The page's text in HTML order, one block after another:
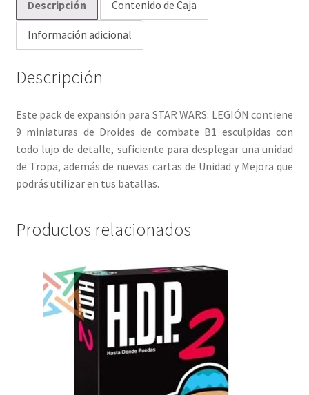
Descripción Contenido de Caja
Información adicional
Descripción
Este pack de expansión para STAR WARS: LEGIÓN contiene
9 miniaturas de Droides de combate B1 esculpidas con
todo lujo de detalle, suficiente para desplegar una unidad
de Tropa, además de nuevas cartas de Unidad y Mejora que
podrás utilizar en tus batallas.
Productos relacionados